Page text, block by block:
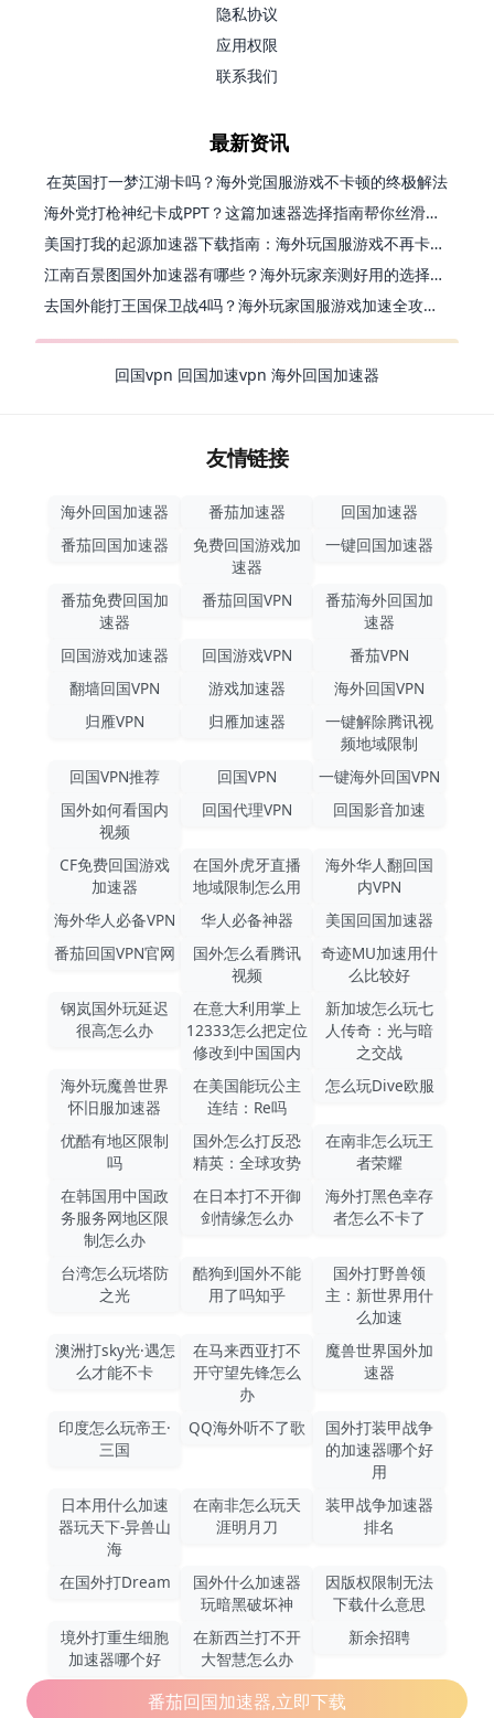
番茄回国加速器,立即下载
隐私协议
应用权限
联系我们
最新资讯
在英国打一梦江湖卡吗？海外党国服游戏不卡顿的终极解法
海外党打枪神纪卡成PPT？这篇加速器选择指南帮你丝滑上分
美国打我的起源加速器下载指南：海外玩国服游戏不再卡的终极方案
江南百景图国外加速器有哪些？海外玩家亲测好用的选择与避坑指南
去国外能打王国保卫战4吗？海外玩家国服游戏加速全攻略（附公主连结幻想江湖实测）
回国vpn 回国加速vpn 海外回国加速器
友情链接
海外回国加速器 番茄加速器
回国加速器
番茄回国加速器
免费回国游戏加
速器
一键回国加速器
番茄免费回国加
速器
番茄回国VPN
番茄海外回国加
速器
回国游戏加速器
回国游戏VPN
番茄VPN
翻墙回国VPN
游戏加速器
海外回国VPN
归雁VPN
归雁加速器
一键解除腾讯视
频地域限制
回国VPN推荐
回国VPN
一键海外回国VPN
国外如何看国内
视频
回国代理VPN 回国影音加速
CF免费回国游戏
加速器
在国外虎牙直播
地域限制怎么用
海外华人翻回国
内VPN
海外华人必备VPN
华人必备神器
美国回国加速器
番茄回国VPN官网
国外怎么看腾讯
视频
奇迹MU加速用什
么比较好
钢岚国外玩延迟
很高怎么办
在意大利用掌上
12333怎么把定位
修改到中国国内
新加坡怎么玩七
人传奇：光与暗
之交战
海外玩魔兽世界
怀旧服加速器
在美国能玩公主
连结：Re吗
怎么玩Dive欧服
优酷有地区限制
吗
国外怎么打反恐
精英：全球攻势
在南非怎么玩王
者荣耀
在韩国用中国政
务服务网地区限
制怎么办
在日本打不开御
剑情缘怎么办
海外打黑色幸存
者怎么不卡了
台湾怎么玩塔防
之光
酷狗到国外不能
用了吗知乎
国外打野兽领
主：新世界用什
么加速
澳洲打sky光·遇怎
么才能不卡
在马来西亚打不
开守望先锋怎么
办
魔兽世界国外加
速器
印度怎么玩帝王·
三国
QQ海外听不了歌
国外打装甲战争
的加速器哪个好
用
日本用什么加速
器玩天下-异兽山
海
在南非怎么玩天
涯明月刀
装甲战争加速器
排名
在国外打Dream
国外什么加速器
玩暗黑破坏神
因版权限制无法
下载什么意思
境外打重生细胞
加速器哪个好
在新西兰打不开
大智慧怎么办
新余招聘